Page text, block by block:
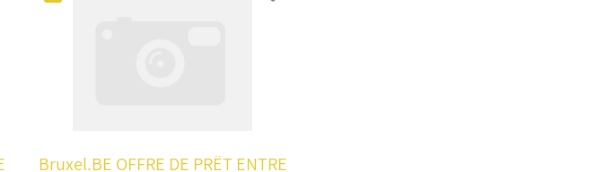
Bruxel.BE OFFRE DE PRËT ENTRE